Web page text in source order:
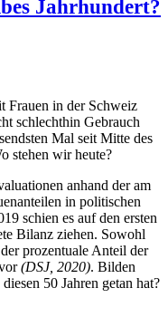
Jahrhundert?
Frauen in der Schweiz
schlechthin Gebrauch
Mal seit Mitte des
stehen wir heute?
anhand der am
in politischen
schien es auf den ersten
Bilanz ziehen. Sowohl
prozentuale Anteil der
(DSJ, 2020). Bilden
50 Jahren getan hat?